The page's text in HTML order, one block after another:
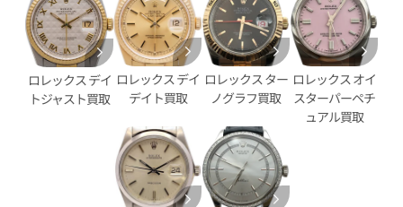
イトジャスト 41 126333G
ロレックス デイトジャスト
ブラック文字盤
ロレックス デイ
トジャスト買取
ロレックス デイ
デイト買取
ロレックス ター
ノグラフ買取
ロレックス オイ
スターパーペチ
ュアル買取